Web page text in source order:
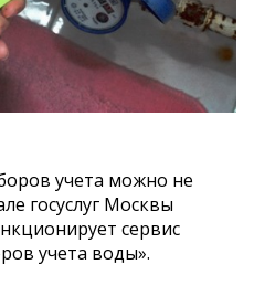
учета можно не
госуслуг Москвы
сервис
учета воды».